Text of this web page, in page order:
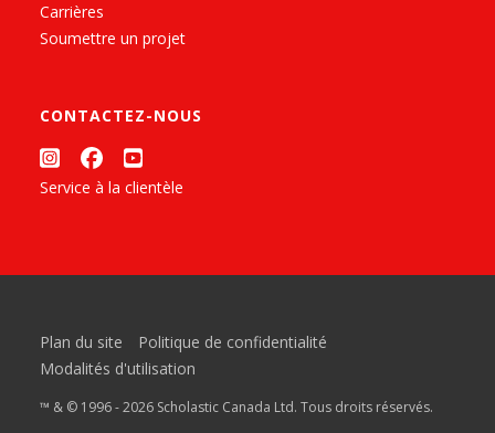
Carrières
Soumettre un projet
CONTACTEZ-NOUS
Service à la clientèle
Plan du site
Politique de confidentialité
Modalités d'utilisation
™ & © 1996 - 2026 Scholastic Canada Ltd. Tous droits réservés.